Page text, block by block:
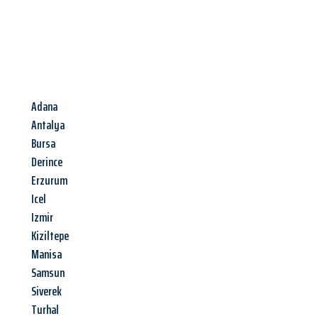
Adana
Antalya
Bursa
Derince
Erzurum
Icel
Izmir
Kiziltepe
Manisa
Samsun
Siverek
Turhal